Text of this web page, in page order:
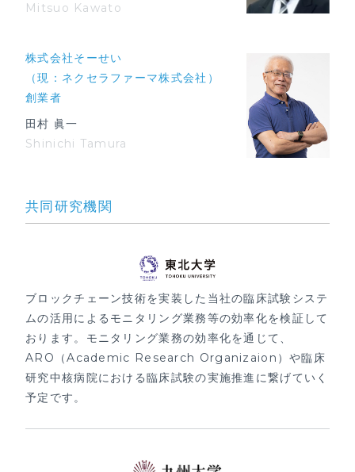
Mitsuo Kawato
株式会社そーせい
（現：ネクセラファーマ株式会社）
創業者
田村 眞一
Shinichi Tamura
共同研究機関
ブロックチェーン技術を実装した当社の臨床試験システ
ムの活用によるモニタリング業務等の効率化を検証して
おります。モニタリング業務の効率化を通じて、
ARO（Academic Research Organizaion）や臨床
研究中核病院における臨床試験の実施推進に繋げていく
予定です。